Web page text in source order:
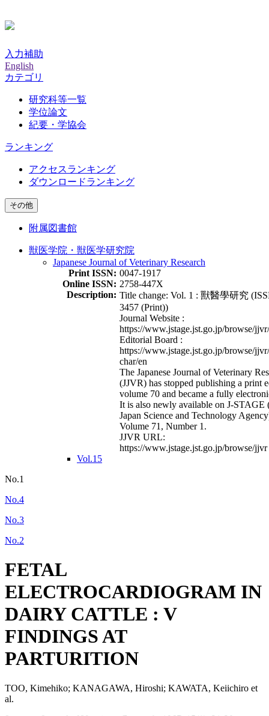
入力補助
English
カテゴリ
研究科等一覧
学位論文
紀要・学協会
ランキング
アクセスランキング
ダウンロードランキング
その他
附属図書館
獣医学院・獣医学研究院
Japanese Journal of Veterinary Research
Print ISSN: 0047-1917
Online ISSN: 2758-447X
Description: Title change: Vol. 1 : 獸醫學研究
3457 (Print))
Journal Website :
https://www.jstage.jst.go.jp/browse/
Editorial Board :
https://www.jstage.jst.go.jp/browse/
char/en
The Japanese Journal of Veterinary
(JJVR) has stopped publishing a print
volume 70 and became a fully
It is also newly available on J-STAGE
Japan Science and Technology
Volume 71, Number 1.
JJVR URL:
https://www.jstage.jst.go.jp/browse/jjvr
Vol.15
No.1
No.4
No.3
No.2
FETAL
ELECTROCARDIOGRAM IN
DAIRY CATTLE : V
FINDINGS AT
PARTURITION
TOO, Kimehiko; KANAGAWA, Hiroshi; KAWATA, Keiichiro et
al.